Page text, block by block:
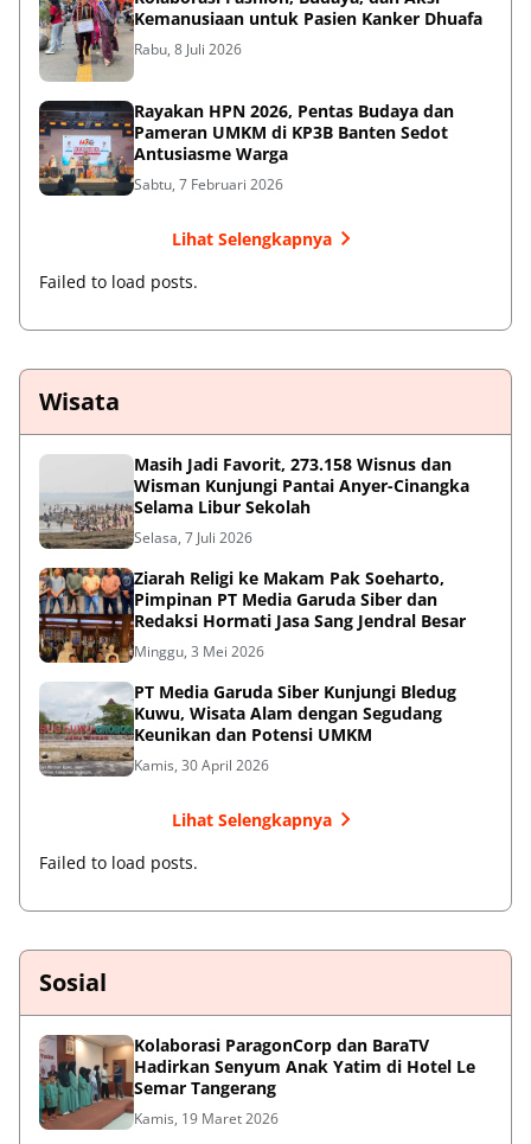
Kemanusiaan untuk Pasien Kanker Dhuafa
Rabu, 8 Juli 2026
Rayakan HPN 2026, Pentas Budaya dan
Pameran UMKM di KP3B Banten Sedot
Antusiasme Warga
Sabtu, 7 Februari 2026
Lihat Selengkapnya
Failed to load posts.
Wisata
Masih Jadi Favorit, 273.158 Wisnus dan
Wisman Kunjungi Pantai Anyer-Cinangka
Selama Libur Sekolah
Selasa, 7 Juli 2026
Ziarah Religi ke Makam Pak Soeharto,
Pimpinan PT Media Garuda Siber dan
Redaksi Hormati Jasa Sang Jendral Besar
Minggu, 3 Mei 2026
PT Media Garuda Siber Kunjungi Bledug
Kuwu, Wisata Alam dengan Segudang
Keunikan dan Potensi UMKM
Kamis, 30 April 2026
Lihat Selengkapnya
Failed to load posts.
Sosial
Kolaborasi ParagonCorp dan BaraTV
Hadirkan Senyum Anak Yatim di Hotel Le
Semar Tangerang
Kamis, 19 Maret 2026